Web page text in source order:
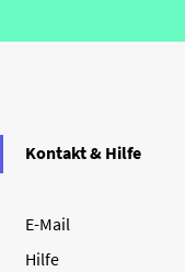
Kontakt & Hilfe
E-Mail
Hilfe